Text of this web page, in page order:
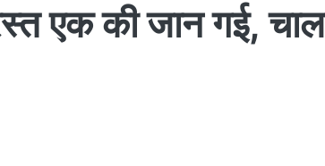
एक की जान गई,